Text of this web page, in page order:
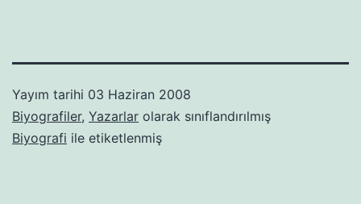
Yayım tarihi 03 Haziran 2008
Biyografiler, Yazarlar olarak sınıflandırılmış
Biyografi ile etiketlenmiş